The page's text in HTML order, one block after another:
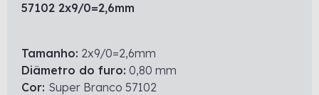
57102 2x9/0=2,6mm
Tamanho: 2x9/0=2,6mm
Diâmetro do furo: 0,80 mm
Cor: Super Branco 57102